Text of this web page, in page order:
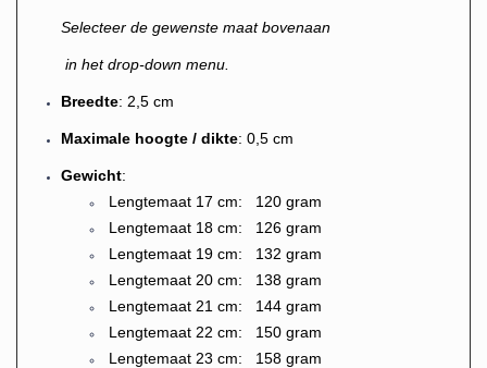
Selecteer de gewenste maat bovenaan
in het drop-down menu.
Breedte: 2,5 cm
Maximale hoogte / dikte: 0,5 cm
Gewicht:
Lengtemaat 17 cm: 120 gram
Lengtemaat 18 cm: 126 gram
Lengtemaat 19 cm: 132 gram
Lengtemaat 20 cm: 138 gram
Lengtemaat 21 cm: 144 gram
Lengtemaat 22 cm: 150 gram
Lengtemaat 23 cm: 158 gram